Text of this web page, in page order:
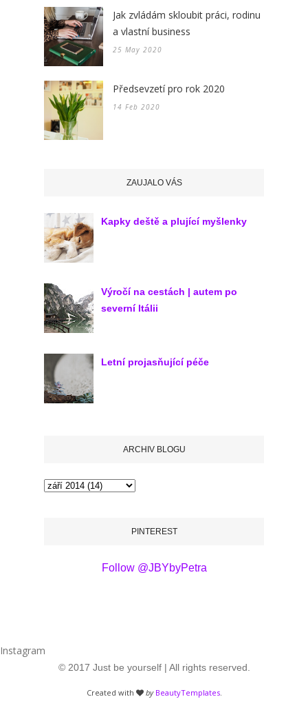
Jak zvládám skloubit práci, rodinu
a vlastní business
25 May 2020
Předsevzetí pro rok 2020
14 Feb 2020
ZAUJALO VÁS
Kapky deště a plující myšlenky
Výročí na cestách | autem po
severní Itálii
Letní projasňující péče
ARCHIV BLOGU
PINTEREST
Follow @JBYbyPetra
Instagram
© 2017 Just be yourself | All rights reserved.
Created with by BeautyTemplates.